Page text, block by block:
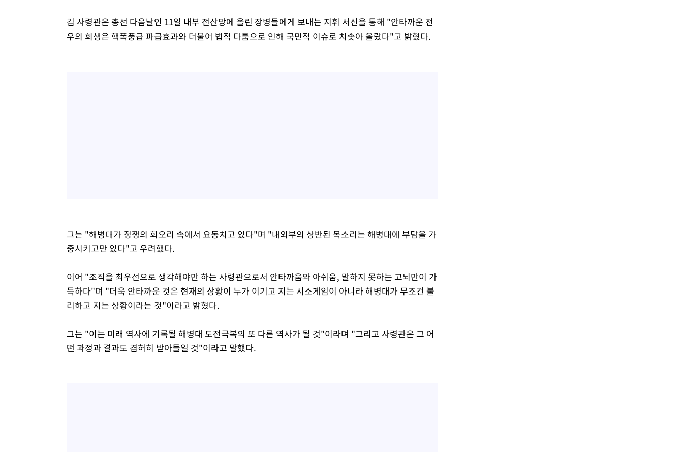
김 사령관은 총선 다음날인 11일 내부 전산망에 올린 장병들에게 보내는 지휘 서신을 통해 "안타까운 전
우의 희생은 핵폭풍급 파급효과와 더불어 법적 다툼으로 인해 국민적 이슈로 치솟아 올랐다"고 밝혔다.
그는 "해병대가 정쟁의 회오리 속에서 요동치고 있다"며 "내외부의 상반된 목소리는 해병대에 부담을 가
중시키고만 있다"고 우려했다.
이어 "조직을 최우선으로 생각해야만 하는 사령관으로서 안타까움와 아쉬움, 말하지 못하는 고뇌만이 가
득하다"며 "더욱 안타까운 것은 현재의 상황이 누가 이기고 지는 시소게임이 아니라 해병대가 무조건 불
리하고 지는 상황이라는 것"이라고 밝혔다.
그는 "이는 미래 역사에 기록될 해병대 도전극복의 또 다른 역사가 될 것"이라며 "그리고 사령관은 그 어
떤 과정과 결과도 겸허히 받아들일 것"이라고 말했다.